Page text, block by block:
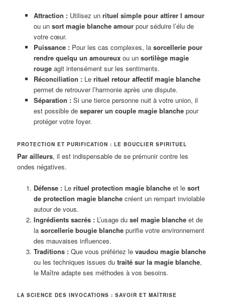
Attraction :Utilisez un rituel simple pour attirer l amour
ou un sort magie blanche amourpour séduire l’élu de
votre cœur.
Puissance :Pour les cas complexes, la sorcellerie pour
rendre quelqu un amoureuxou un sortilège magie
rougeagit intensément sur les sentiments.
Réconciliation :Le rituel retour affectif magie blanche
permet de retrouver l’harmonie après une dispute.
Séparation :Si une tierce personne nuit à votre union, il
est possible de separer un couple magie blanchepour
protéger votre foyer.
PROTECTION ET PURIFICATION : LE BOUCLIER SPIRITUEL
Par ailleurs, il est indispensable de se prémunir contre les
ondes négatives.
Défense :Le rituel protection magie blancheet le sort
de protection magie blanchecréent un rempart inviolable
autour de vous.
Ingrédients sacrés :L’usage du sel magie blancheet de
la sorcellerie bougie blanchepurifie votre environnement
des mauvaises influences.
Traditions :Que vous préfériez le vaudou magie blanche
ou les techniques issues du traité sur la magie blanche,
le Maître adapte ses méthodes à vos besoins.
LA SCIENCE DES INVOCATIONS : SAVOIR ET MAÎTRISE